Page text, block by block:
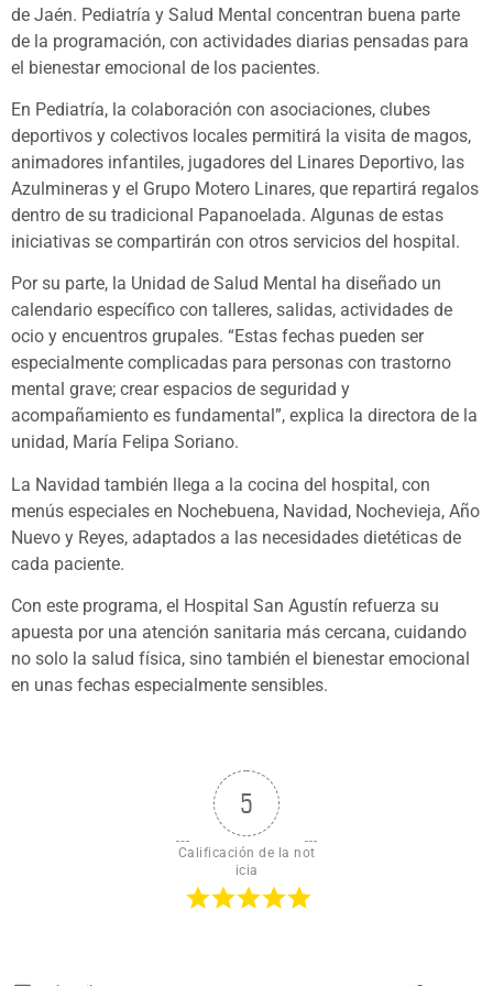
de Jaén. Pediatría y Salud Mental concentran buena parte
de la programación, con actividades diarias pensadas para
el bienestar emocional de los pacientes.
En Pediatría, la colaboración con asociaciones, clubes
deportivos y colectivos locales permitirá la visita de magos,
animadores infantiles, jugadores del Linares Deportivo, las
Azulmineras y el Grupo Motero Linares, que repartirá regalos
dentro de su tradicional Papanoelada. Algunas de estas
iniciativas se compartirán con otros servicios del hospital.
Por su parte, la Unidad de Salud Mental ha diseñado un
calendario específico con talleres, salidas, actividades de
ocio y encuentros grupales. “Estas fechas pueden ser
especialmente complicadas para personas con trastorno
mental grave; crear espacios de seguridad y
acompañamiento es fundamental”, explica la directora de la
unidad, María Felipa Soriano.
La Navidad también llega a la cocina del hospital, con
menús especiales en Nochebuena, Navidad, Nochevieja, Año
Nuevo y Reyes, adaptados a las necesidades dietéticas de
cada paciente.
Con este programa, el Hospital San Agustín refuerza su
apuesta por una atención sanitaria más cercana, cuidando
no solo la salud física, sino también el bienestar emocional
en unas fechas especialmente sensibles.
5
Calificación de la not
icia